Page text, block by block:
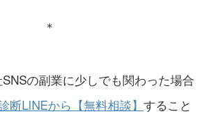
＊
の副業に少しでも関わった場合
断LINEから【無料相談】 すること